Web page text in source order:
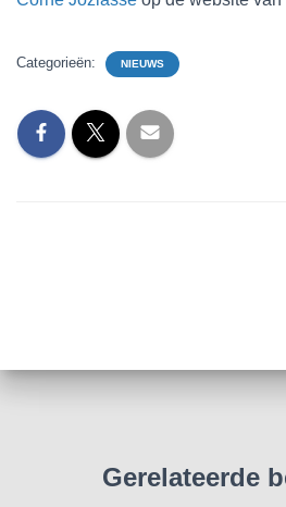
Categorieën: NIEUWS
Gerelateerde